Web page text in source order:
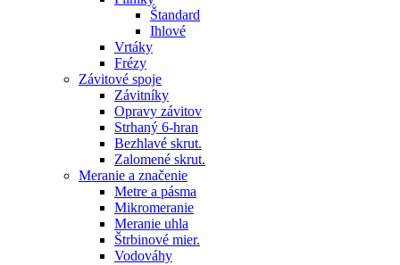
Štandard
Ihlové
Vrtáky
Frézy
Závitové spoje
Závitníky
Opravy závitov
Strhaný 6-hran
Bezhlavé skrut.
Zalomené skrut.
Meranie a značenie
Metre a pásma
Mikromeranie
Meranie uhla
Štrbinové mier.
Vodováhy